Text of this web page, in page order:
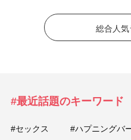
総合人
#最近話題のキーワード
#セックス #ハプニングバ